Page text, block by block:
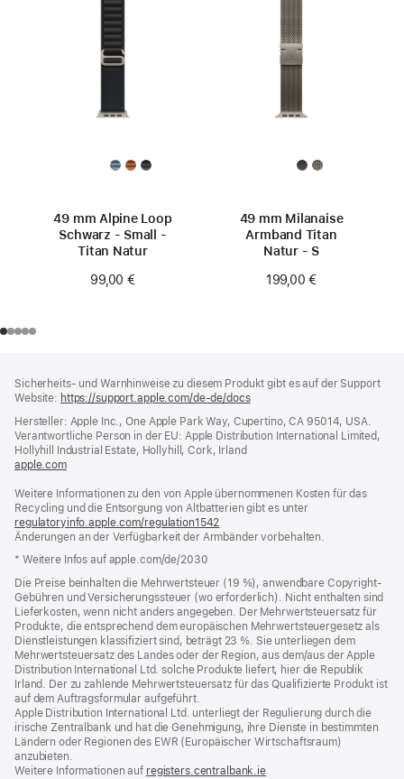
49 mm Alpine Loop
Schwarz - Small -
Titan Natur
99,00 €
49 mm Milanaise
Armband Titan
Natur ‑ S
199,00 €
Sicherheits- und Warnhinweise zu diesem Produkt gibt es auf der Support
Website: https://support.apple.com/de-de/docs(öffnet
neues
Fenster)
Hersteller: Apple Inc., One Apple Park Way, Cupertino, CA 95014, USA.
Verantwortliche Person in der EU: Apple Distribution International Limited,
Hollyhill Industrial Estate, Hollyhill, Cork, Irland
apple.com(öffnet
neues
Fenster)
Weitere Informationen zu den von Apple übernommenen Kosten für das
Recycling und die Entsorgung von Altbatterien gibt es unter
regulatoryinfo.apple.com/regulation1542
ein
Änderungen an der Verfügbarkeit der Armbänder vorbehalten.
* Weitere Infos auf apple.com/de/2030
Die Preise beinhalten die Mehrwertsteuer (19 %), anwendbare Copyright-
Gebühren und Versicherungssteuer (wo erforderlich). Nicht enthalten sind
Lieferkosten, wenn nicht anders angegeben. Der Mehrwertsteuersatz für
Produkte, die entsprechend dem europäischen Mehrwertsteuergesetz als
Dienstleistungen klassifiziert sind, beträgt 23 %. Sie unterliegen dem
Mehrwertsteuersatz des Landes oder der Region, aus dem/aus der Apple
Distribution International Ltd. solche Produkte liefert, hier die Republik
Irland. Der zu zahlende Mehrwertsteuersatz für das Qualifizierte Produkt ist
auf dem Auftragsformular aufgeführt.
Apple Distribution International Ltd. unterliegt der Regulierung durch die
irische Zentralbank und hat die Genehmigung, ihre Dienste in bestimmten
Ländern oder Regionen des EWR (Europäischer Wirtschaftsraum)
anzubieten.
Weitere Informationen auf registers.centralbank.ie